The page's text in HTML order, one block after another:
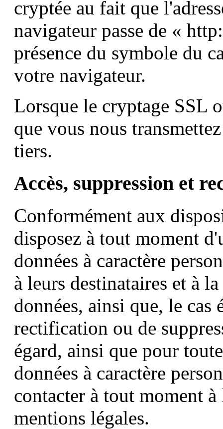
cryptée au fait que
navigateur passe de «
présence du symbole du
votre navigateur.
Lorsque le cryptage SSL
que vous nous
tiers.
Accès, suppression et
Conformément aux
disposez à tout moment
données à caractère
à leurs destinataires et à
données, ainsi que, le cas
rectification ou de
égard, ainsi que pour
données à caractère
contacter à tout moment
mentions légales.